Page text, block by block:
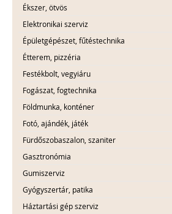
Ékszer, ötvös
Elektronikai szerviz
Épületgépészet, fűtéstechnika
Étterem, pizzéria
Festékbolt, vegyiáru
Fogászat, fogtechnika
Földmunka, konténer
Fotó, ajándék, játék
Fürdőszobaszalon, szaniter
Gasztronómia
Gumiszerviz
Gyógyszertár, patika
Háztartási gép szerviz